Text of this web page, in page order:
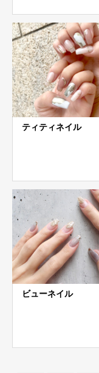
ティティネイル
ビューネイル